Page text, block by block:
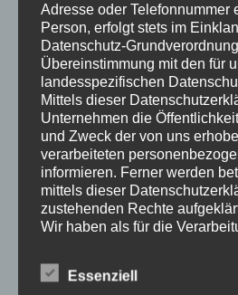
DSGVO Einverständnis*
Ich willige ein, dass diese
übermittelten Informationen
Anfrage beantwortet werden
reCAPTCHA Einverständnis*
Ich habe die Google-
Wir nutzen „Google reCAPTCHA“ (im
Adresse oder Telefonnummer
Person, erfolgt stets im
Datenschutz-
Übereinstimmung mit den für
landesspezifischen
Mittels dieser
Unternehmen die
und Zweck der von uns
verarbeiteten
informieren. Ferner werden
mittels dieser
zustehenden Rechte
Wir haben als für die
Maßnahmen umgesetzt, um
lückenlosen Schutz der über
Essenziell